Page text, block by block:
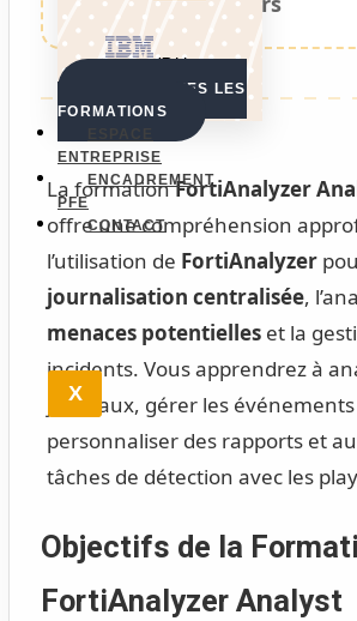
IBM
VOIR TOUTES LES
FORMATIONS
ENTREPRISE
ENCADREMENT
PFE
CONTACT
X
La formationFortiAnalyzer
offre une compréhension
l’utilisation de FortiAnalyzer
journalisation centralisée,
menaces potentielleset la
incidents. Vous apprendrez à
journaux, gérer les
personnaliser des rapports et
tâches de détection avec les
Objectifs de la
FortiAnalyzer Analyst